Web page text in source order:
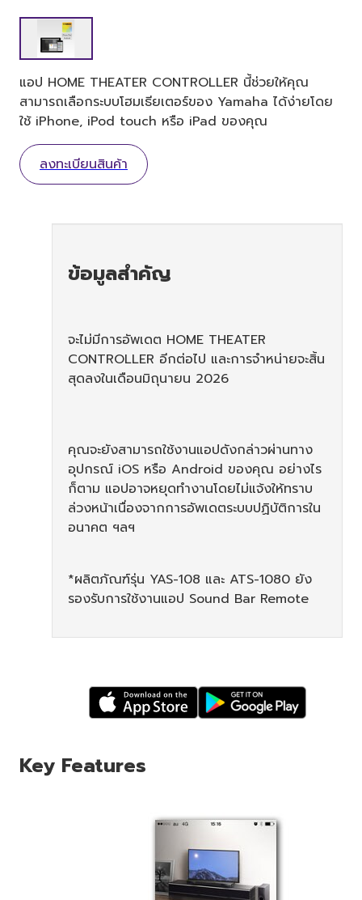
แอป HOME THEATER CONTROLLER นี้ช่วยให้คุณ
สามารถเลือกระบบโฮมเธียเตอร์ของ Yamaha ได้ง่ายโดย
ใช้ iPhone, iPod touch หรือ iPad ของคุณ
ลงทะเบียนสินค้า
ข้อมูลสำคัญ
จะไม่มีการอัพเดต HOME THEATER
CONTROLLER อีกต่อไป และการจำหน่ายจะสิ้น
สุดลงในเดือนมิถุนายน 2026
คุณจะยังสามารถใช้งานแอปดังกล่าวผ่านทาง
อุปกรณ์ iOS หรือ Android ของคุณ อย่างไร
ก็ตาม แอปอาจหยุดทำงานโดยไม่แจ้งให้ทราบ
ล่วงหน้าเนื่องจากการอัพเดตระบบปฏิบัติการใน
อนาคต ฯลฯ
*ผลิตภัณฑ์รุ่น YAS-108 และ ATS-1080 ยัง
รองรับการใช้งานแอป Sound Bar Remote
Key Features